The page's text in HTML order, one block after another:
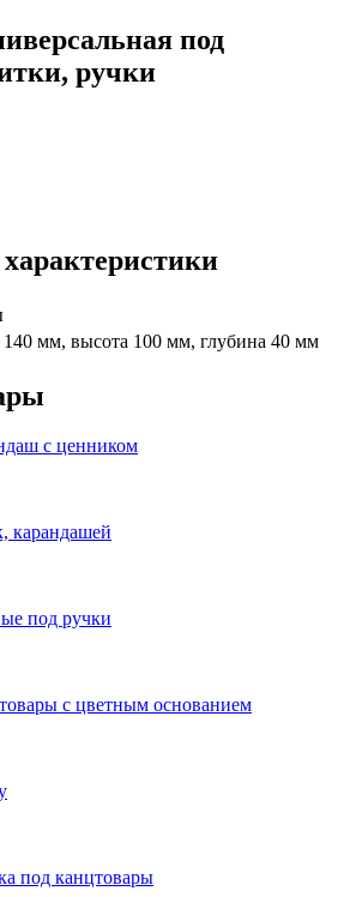
под
ручки
мм, высота 100 мм, глубина 40 мм
с ценником
карандашей
под ручки
с цветным основанием
под канцтовары